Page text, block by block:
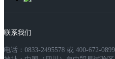
联系我们
电话：0833-2495578 或 400-672-0899